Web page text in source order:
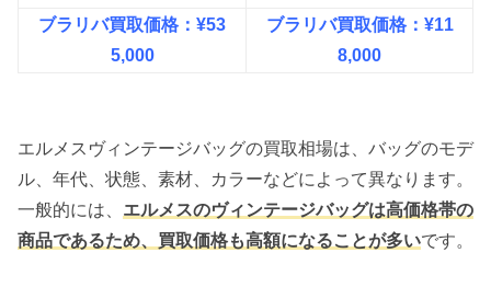
ブラリバ買取価格：¥53
5,000
ブラリバ買取価格：¥11
8,000
エルメスヴィンテージバッグの買取相場は、バッグのモデ
ル、年代、状態、素材、カラーなどによって異なります。
一般的には、 エルメスのヴィンテージバッグは高価格帯の
商品であるため、買取価格も高額になることが多いです。